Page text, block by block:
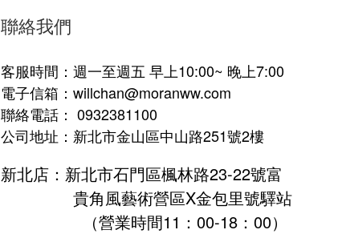
聯絡我們
客服時間：週一至週五 早上10:00~ 晚上7:00
電子信箱：willchan@moranww.com
聯絡電話： 0932381100
公司地址：新北市金山區中山路251號2樓
新北店：新北市石門區楓林路23-22號富
貴角風藝術營區X金包里號驛站
（營業時間11：00-18：00）